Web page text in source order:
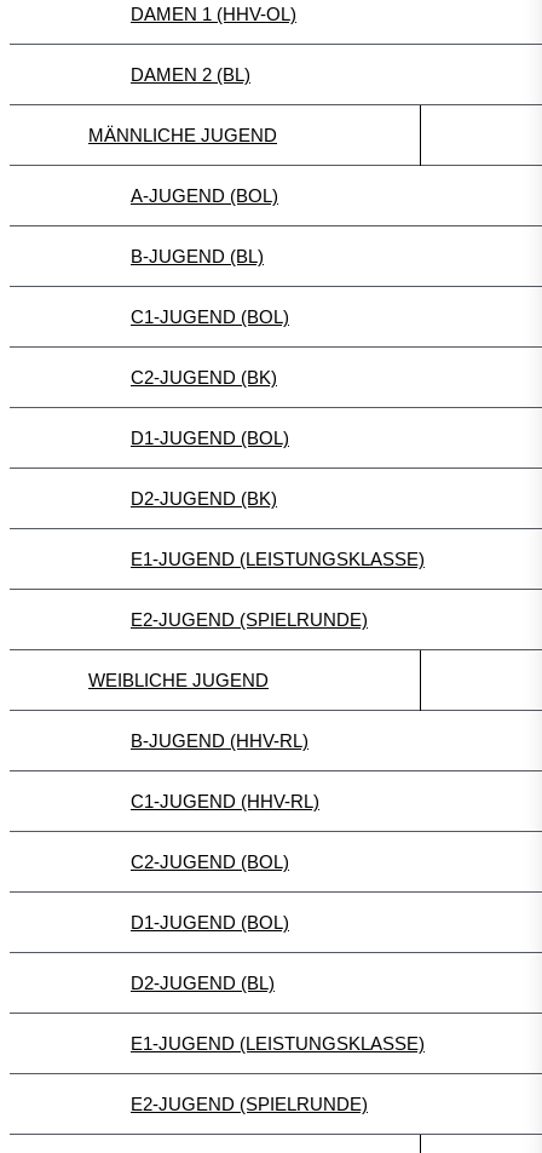
DAMEN 1 (HHV-OL)
DAMEN 2 (BL)
MÄNNLICHE JUGEND
A-JUGEND (BOL)
B-JUGEND (BL)
C1-JUGEND (BOL)
C2-JUGEND (BK)
D1-JUGEND (BOL)
D2-JUGEND (BK)
E1-JUGEND (LEISTUNGSKLASSE)
E2-JUGEND (SPIELRUNDE)
WEIBLICHE JUGEND
B-JUGEND (HHV-RL)
C1-JUGEND (HHV-RL)
C2-JUGEND (BOL)
D1-JUGEND (BOL)
D2-JUGEND (BL)
E1-JUGEND (LEISTUNGSKLASSE)
E2-JUGEND (SPIELRUNDE)